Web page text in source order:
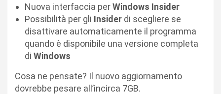
Nuova interfaccia perWindows Insider
Possibilità per gli Insider di scegliere se
disattivare automaticamente il programma
quando è disponibile una versione completa
di Windows
Cosa ne pensate? Il nuovo aggiornamento
dovrebbe pesare all’incirca 7GB.